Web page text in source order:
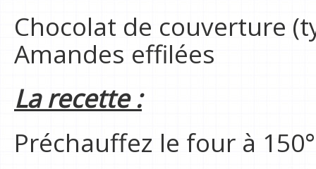
Chocolat de couverture
Amandes effilées
La recette :
Préchauffez le four à